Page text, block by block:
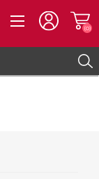
(0)